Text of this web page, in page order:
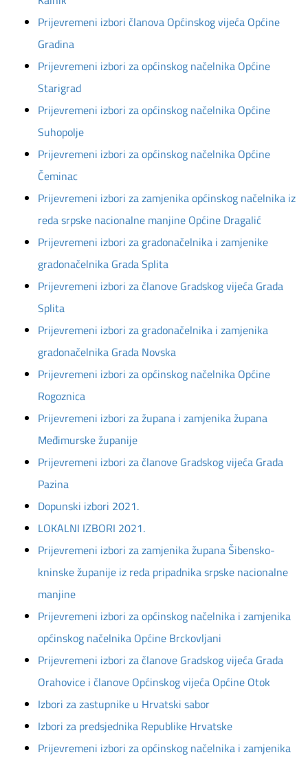
Prijevremeni izbori članova Općinskog vijeća Općine
Gradina
Prijevremeni izbori za općinskog načelnika Općine
Starigrad
Prijevremeni izbori za općinskog načelnika Općine
Suhopolje
Prijevremeni izbori za općinskog načelnika Općine
Čeminac
Prijevremeni izbori za zamjenika općinskog načelnika iz
reda srpske nacionalne manjine Općine Dragalić
Prijevremeni izbori za gradonačelnika i zamjenike
gradonačelnika Grada Splita
Prijevremeni izbori za članove Gradskog vijeća Grada
Splita
Prijevremeni izbori za gradonačelnika i zamjenika
gradonačelnika Grada Novska
Prijevremeni izbori za općinskog načelnika Općine
Rogoznica
Prijevremeni izbori za župana i zamjenika župana
Međimurske županije
Prijevremeni izbori za članove Gradskog vijeća Grada
Pazina
Dopunski izbori 2021.
LOKALNI IZBORI 2021.
Prijevremeni izbori za zamjenika župana Šibensko-
kninske županije iz reda pripadnika srpske nacionalne
manjine
Prijevremeni izbori za općinskog načelnika i zamjenika
općinskog načelnika Općine Brckovljani
Prijevremeni izbori za članove Gradskog vijeća Grada
Orahovice i članove Općinskog vijeća Općine Otok
Izbori za zastupnike u Hrvatski sabor
Izbori za predsjednika Republike Hrvatske
Prijevremeni izbori za općinskog načelnika i zamjenika